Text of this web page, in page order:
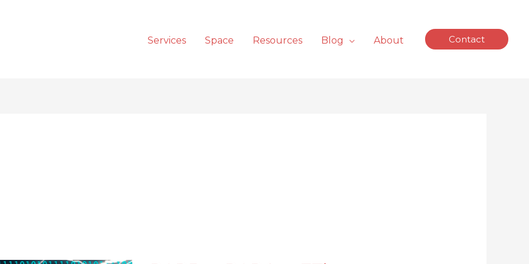
Services Space Resources Blog About Contact